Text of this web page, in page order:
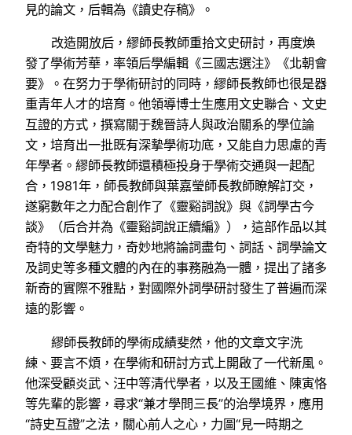
見的論文，后輯為《讀史存稿》。
改造開放后，繆師長教師重拾文史研討，再度煥
發了學術芳華，率領后學編輯《三國志選注》《北朝會
要》。在努力于學術研討的同時，繆師長教師也很是器
重青年人才的培育。他領導博士生應用文史聯合、文史
互證的方式，撰寫關于魏晉詩人與政治關系的學位論
文，培育出一批既有深摯學術功底，又能自力思慮的青
年學者。繆師長教師還積極投身于學術交通與一起配
合，1981年，師長教師與葉嘉瑩師長教師瞭解訂交，
遂窮數年之力配合創作了《靈谿詞說》與《詞學古今
談》（后合并為《靈谿詞說正續編》），這部作品以其
奇特的文學魅力，奇妙地將論詞盡句、詞話、詞學論文
及詞史等多種文體的內在的事務融為一體，提出了諸多
新奇的實際不雅點，對國際外詞學研討發生了普遍而深
遠的影響。
繆師長教師的學術成績斐然，他的文章文字洗
練、要言不煩，在學術和研討方式上開啟了一代新風。
他深受顧炎武、汪中等清代學者，以及王國維、陳寅恪
等先輩的影響，尋求“兼才學問三長”的治學境界，應用
“詩史互證”之法，關心前人之心，力圖“見一時期之